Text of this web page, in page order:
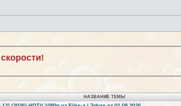
НАЗВАНИЕ ТЕМЫ